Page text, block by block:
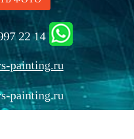
22 14
painting.ru
painting.ru